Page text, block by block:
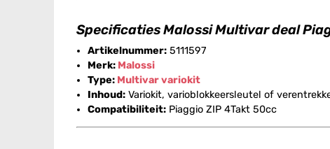
Specificaties Malossi Multivar deal
Artikelnummer:5111597
Merk: Malossi
Type: Multivar variokit
Inhoud:Variokit, varioblokkeersleutel of
Compatibiliteit:Piaggio ZIP 4Takt 50cc